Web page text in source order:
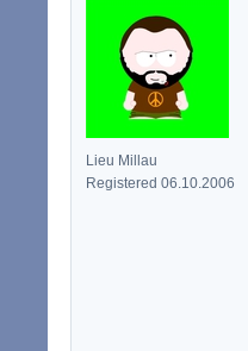
Lieu Millau
Registered 06.10.2006